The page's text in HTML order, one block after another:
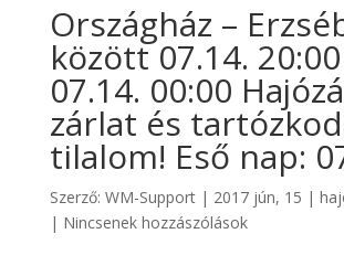
Országház –
között 07.14.
07.14. 00:00
zárlat és
tilalom! Eső nap:
Szerző: WM-Support| 2017 jún, 15 |
| Nincsenek hozzászólások